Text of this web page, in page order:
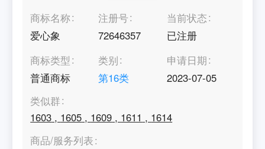
商标名称
爱心象
注册号
72646357
当前状态
已注册
商标类型
普通商标
类别
第16类
申请日期
2023-07-05
类似群
1603 , 1605 , 1609 , 1611 , 1614
商品/服务列表